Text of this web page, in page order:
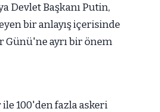
Devlet Başkanı Putin,
bir anlayış içerisinde
Günü'ne ayrı bir önem
100'den fazla askeri